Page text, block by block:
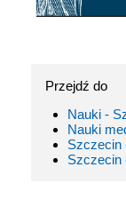
Przejdź do
Nauki -
Nauki
Szczecin
Szczecin